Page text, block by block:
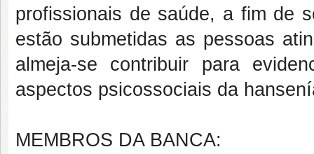
profissionais de saúde, a fim de
estão submetidas as pessoas
almeja-se contribuir para
aspectos psicossociais da
MEMBROS DA BANCA: